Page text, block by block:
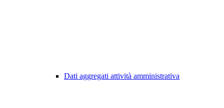
Dati aggregati attività amministrativa